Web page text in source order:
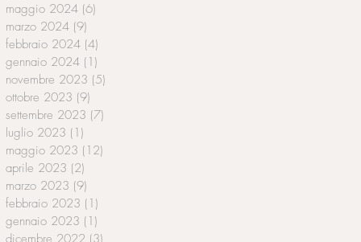
maggio 2024 (6)
marzo 2024 (9)
febbraio 2024 (4)
gennaio 2024 (1)
novembre 2023 (5)
ottobre 2023 (9)
settembre 2023 (7)
luglio 2023 (1)
maggio 2023 (12)
aprile 2023 (2)
marzo 2023 (9)
febbraio 2023 (1)
gennaio 2023 (1)
dicembre 2022 (3)